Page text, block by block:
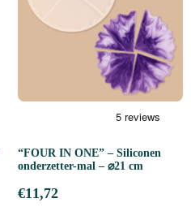
“FOUR IN ONE” – Siliconen
onderzetter-mal – ⌀21 cm
€11,72